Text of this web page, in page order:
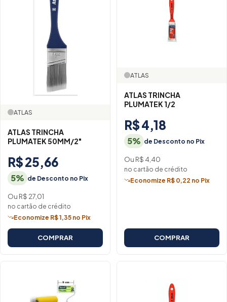
ATLAS
ATLAS TRINCHA
PLUMATEK 50MM/2"
R$ 25,66
5% de Desconto no Pix
Ou R$ 27,01
no cartão de crédito
Economize R$ 1,35 no Pix
COMPRAR
ATLAS
ATLAS TRINCHA
PLUMATEK 1/2
R$ 4,18
5% de Desconto no Pix
Ou R$ 4,40
no cartão de crédito
Economize R$ 0,22 no Pix
COMPRAR